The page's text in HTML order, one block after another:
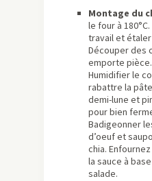
Montage du
le four à
travail et étaler
Découper des
emporte
Humidifier le
rabattre la
demi-lune et
pour bien
Badigeonner
d’oeuf et
chia.
la sauce à
salade.